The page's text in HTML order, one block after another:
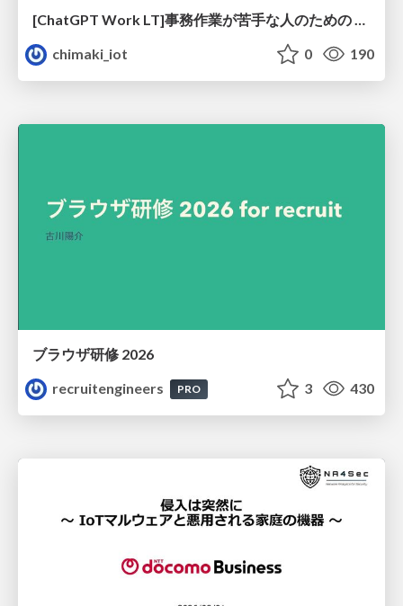
chimaki_iot
0 190
ブラウザ研修 2026
recruitengineers
PRO 3 430